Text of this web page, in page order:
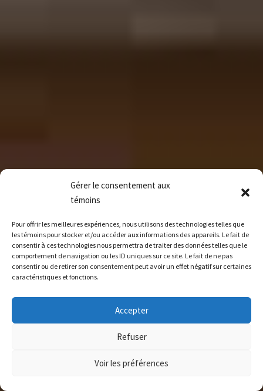
Gérer le consentement aux
témoins
Pour offrir les meilleures expériences, nous utilisons des technologies telles que
les témoins pour stocker et/ou accéder aux informations des appareils. Le fait de
consentir à ces technologies nous permettra de traiter des données telles que le
comportement de navigation ou les ID uniques sur ce site. Le fait de ne pas
consentir ou de retirer son consentement peut avoir un effet négatif sur certaines
caractéristiques et fonctions.
Accepter
Refuser
Voir les préférences